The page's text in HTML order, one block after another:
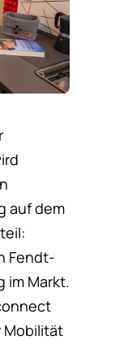
auf dem
Fendt-
im Markt.
Mobilität